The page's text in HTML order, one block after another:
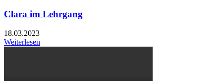
Clara im Lehrgang
18.03.2023
Weiterlesen